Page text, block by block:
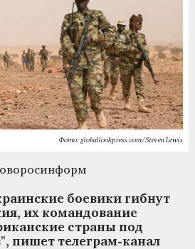
Фото: globallookpress.com/Steven Lewis
боевики гибнут
их командование
страны под
пишет телеграм-канал